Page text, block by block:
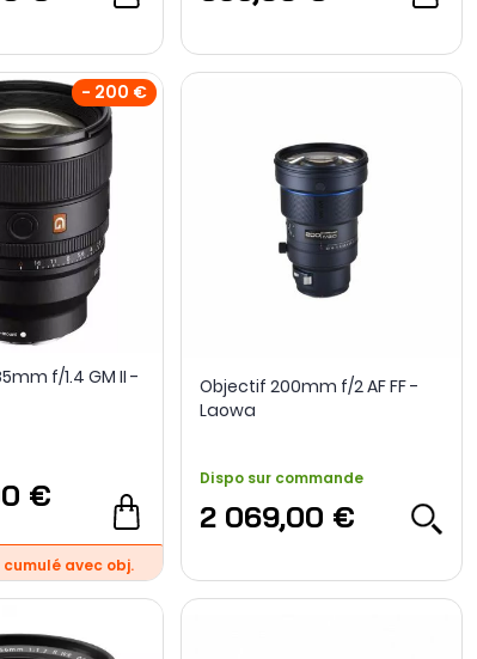
- 200 €
f/1.4 GM II -
€
avec obj.
Objectif 200mm f/2 AF FF -
Laowa
Dispo sur commande
2 069,00 €